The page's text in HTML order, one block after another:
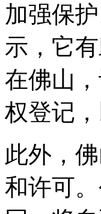
加强保
示，它
在佛山
权登记
此外，
和许可